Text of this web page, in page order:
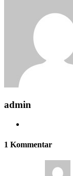
admin
1 Kommentar